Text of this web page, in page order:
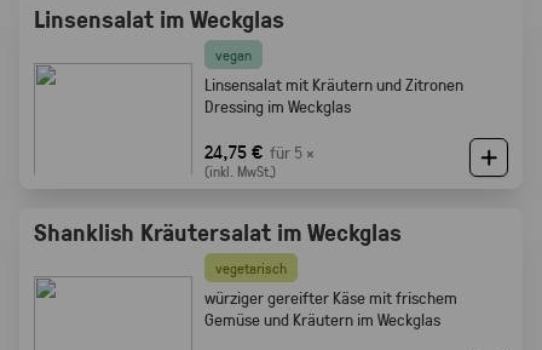
Linsensalat im Weckglas
vegan
Linsensalat mit Kräutern und Zitronen
Dressing im Weckglas
24,75 € für 5 ×
(inkl. MwSt.)
Shanklish Kräutersalat im Weckglas
vegetarisch
würziger gereifter Käse mit frischem
Gemüse und Kräutern im Weckglas